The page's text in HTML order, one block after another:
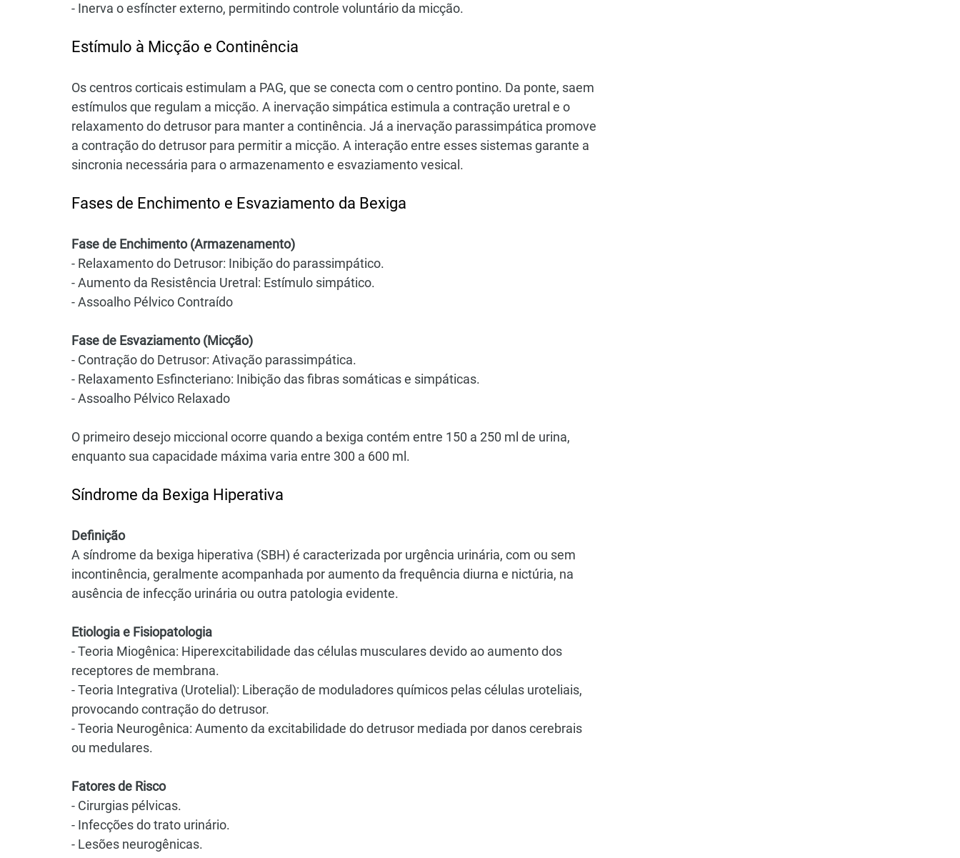
- Inerva o esfíncter externo, permitindo controle voluntário da micção.
Estímulo à Micção e Continência
Os centros corticais estimulam a PAG, que se conecta com o centro pontino. Da ponte, saem
estímulos que regulam a micção. A inervação simpática estimula a contração uretral e o
relaxamento do detrusor para manter a continência. Já a inervação parassimpática promove
a contração do detrusor para permitir a micção. A interação entre esses sistemas garante a
sincronia necessária para o armazenamento e esvaziamento vesical.
Fases de Enchimento e Esvaziamento da Bexiga
Fase de Enchimento (Armazenamento)
- Relaxamento do Detrusor: Inibição do parassimpático.
- Aumento da Resistência Uretral: Estímulo simpático.
- Assoalho Pélvico Contraído
Fase de Esvaziamento (Micção)
- Contração do Detrusor: Ativação parassimpática.
- Relaxamento Esfincteriano: Inibição das fibras somáticas e simpáticas.
- Assoalho Pélvico Relaxado
O primeiro desejo miccional ocorre quando a bexiga contém entre 150 a 250 ml de urina,
enquanto sua capacidade máxima varia entre 300 a 600 ml.
Síndrome da Bexiga Hiperativa
Definição
A síndrome da bexiga hiperativa (SBH) é caracterizada por urgência urinária, com ou sem
incontinência, geralmente acompanhada por aumento da frequência diurna e nictúria, na
ausência de infecção urinária ou outra patologia evidente.
Etiologia e Fisiopatologia
- Teoria Miogênica: Hiperexcitabilidade das células musculares devido ao aumento dos
receptores de membrana.
- Teoria Integrativa (Urotelial): Liberação de moduladores químicos pelas células uroteliais,
provocando contração do detrusor.
- Teoria Neurogênica: Aumento da excitabilidade do detrusor mediada por danos cerebrais
ou medulares.
Fatores de Risco
- Cirurgias pélvicas.
- Infecções do trato urinário.
- Lesões neurogênicas.